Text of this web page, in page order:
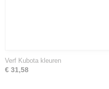
Verf Kubota kleuren
€ 31,58